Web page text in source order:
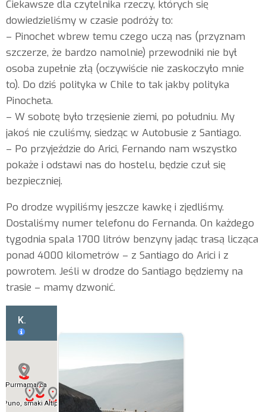
Ciekawsze dla czytelnika rzeczy, których się
dowiedzieliśmy w czasie podróży to:
– Pinochet wbrew temu czego uczą nas (przyznam
szczerze, że bardzo namolnie) przewodniki nie był
osoba zupełnie złą (oczywiście nie zaskoczyło mnie
to). Do dziś polityka w Chile to tak jakby polityka
Pinocheta.
– W sobotę było trzęsienie ziemi, po południu. My
jakoś nie czuliśmy, siedząc w Autobusie z Santiago.
– Po przyjeździe do Arici, Fernando nam wszystko
pokaże i odstawi nas do hostelu, będzie czuł się
bezpieczniej.
Po drodze wypiliśmy jeszcze kawkę i zjedliśmy.
Dostaliśmy numer telefonu do Fernanda. On każdego
tygodnia spala 1700 litrów benzyny jadąc trasą licząca
ponad 4000 kilometrów – z Santiago do Arici i z
powrotem. Jeśli w drodze do Santiago będziemy na
trasie – mamy dzwonić.